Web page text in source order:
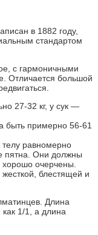
в 1882 году,
стандартом
с гармоничными
Отличается большой
27-32 кг, у сук —
быть примерно 56-61
равномерно
пятна. Они должны
хорошо очерчены.
блестящей и
Длина
1/1, а длина